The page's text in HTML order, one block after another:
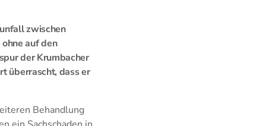
zwischen
auf den
der Krumbacher
überrascht, dass er
Behandlung